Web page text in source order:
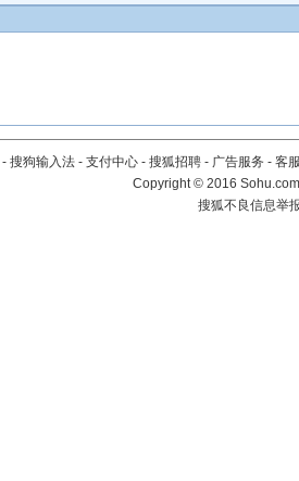
- 搜狗输入法 - 支付中心 - 搜狐招聘 - 广告服务 - 客
Copyright©2016
搜狐不良信息举